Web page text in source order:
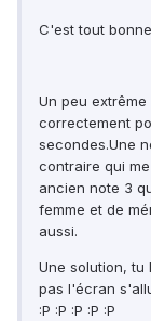
C'est tout
Un peu
correctement
secondes.Une
contraire qui
ancien note 3
femme et de
aussi.
Une solution, tu
pas l'écran
:P :P :P :P :P